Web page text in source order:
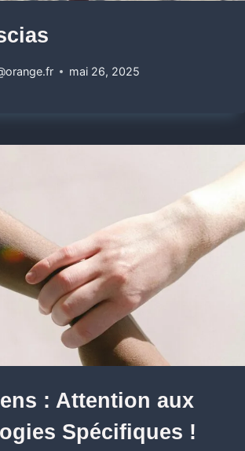
mai 26, 2025
: Attention aux
Spécifiques !